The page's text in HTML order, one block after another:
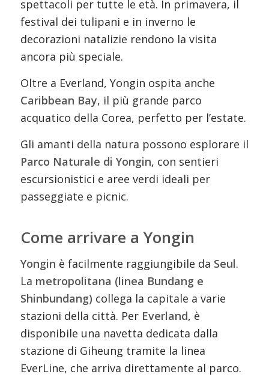
spettacoli per tutte le età. In primavera, il
festival dei tulipani e in inverno le
decorazioni natalizie rendono la visita
ancora più speciale.
Oltre a Everland, Yongin ospita anche
Caribbean Bay, il più grande parco
acquatico della Corea, perfetto per l’estate.
Gli amanti della natura possono esplorare il
Parco Naturale di Yongin, con sentieri
escursionistici e aree verdi ideali per
passeggiate e picnic.
Come arrivare a Yongin
Yongin è facilmente raggiungibile da Seul.
La metropolitana (linea Bundang e
Shinbundang) collega la capitale a varie
stazioni della città. Per Everland, è
disponibile una navetta dedicata dalla
stazione di Giheung tramite la linea
EverLine, che arriva direttamente al parco.